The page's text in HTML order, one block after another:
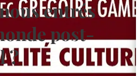
entrés
post-
?